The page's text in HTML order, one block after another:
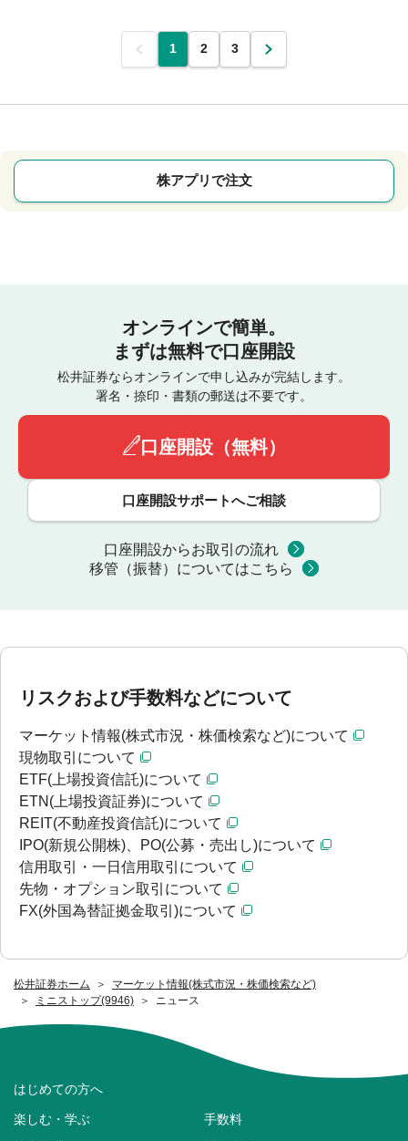
松井証券ホーム
マーケット情報(株式市況・株価検索など)
ミニストップ(9946)
ニュース
前 1 2 3 次
株アプリで注文
オンラインで簡単。
まずは無料で口座開設
松井証券ならオンラインで申し込みが完結します。
署名・捺印・書類の郵送は不要です。
口座開設（無料）
口座開設サポートへご相談
口座開設からお取引の流れ
移管（振替）についてはこちら
リスクおよび手数料などについて
マーケット情報(株式市況・株価検索など)について
現物取引について
ETF(上場投資信託)について
ETN(上場投資証券)について
REIT(不動産投資信託)について
IPO(新規公開株)、PO(公募・売出し)について
信用取引・一日信用取引について
先物・オプション取引について
FX(外国為替証拠金取引)について
はじめての方へ
楽しむ・学ぶ 手数料